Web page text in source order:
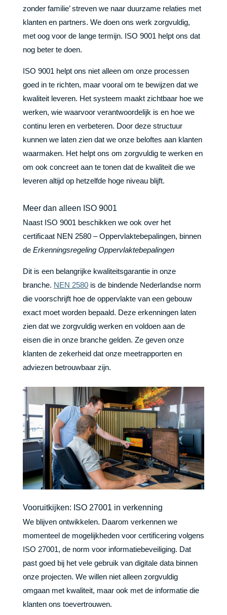
zonder familie’ streven we naar duurzame relaties met
klanten en partners. We doen ons werk zorgvuldig,
met oog voor de lange termijn. ISO 9001 helpt ons dat
nog beter te doen.
ISO 9001 helpt ons niet alleen om onze processen
goed in te richten, maar vooral om te bewijzen dat we
kwaliteit leveren. Het systeem maakt zichtbaar hoe we
werken, wie waarvoor verantwoordelijk is en hoe we
continu leren en verbeteren. Door deze structuur
kunnen we laten zien dat we onze beloftes aan klanten
waarmaken. Het helpt ons om zorgvuldig te werken en
om ook concreet aan te tonen dat de kwaliteit die we
leveren altijd op hetzelfde hoge niveau blijft.
Meer dan alleen ISO 9001
Naast ISO 9001 beschikken we ook over het
certificaat NEN 2580 – Oppervlaktebepalingen, binnen
de Erkenningsregeling Oppervlaktebepalingen
Dit is een belangrijke kwaliteitsgarantie in onze
branche. NEN 2580is de bindende Nederlandse norm
die voorschrijft hoe de oppervlakte van een gebouw
exact moet worden bepaald. Deze erkenningen laten
zien dat we zorgvuldig werken en voldoen aan de
eisen die in onze branche gelden. Ze geven onze
klanten de zekerheid dat onze meetrapporten en
adviezen betrouwbaar zijn.
Vooruitkijken: ISO 27001 in verkenning
We blijven ontwikkelen. Daarom verkennen we
momenteel de mogelijkheden voor certificering volgens
ISO 27001, de norm voor informatiebeveiliging. Dat
past goed bij het vele gebruik van digitale data binnen
onze projecten. We willen niet alleen zorgvuldig
omgaan met kwaliteit, maar ook met de informatie die
klanten ons toevertrouwen.